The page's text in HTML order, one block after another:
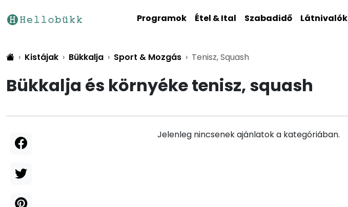
Programok Étel & Ital Szabadidő Látnivalók
Kistájak Bükkalja Sport & Mozgás Tenisz, Squash
Bükkalja és környéke tenisz, squash
Jelenleg nincsenek ajánlatok a kategóriában.